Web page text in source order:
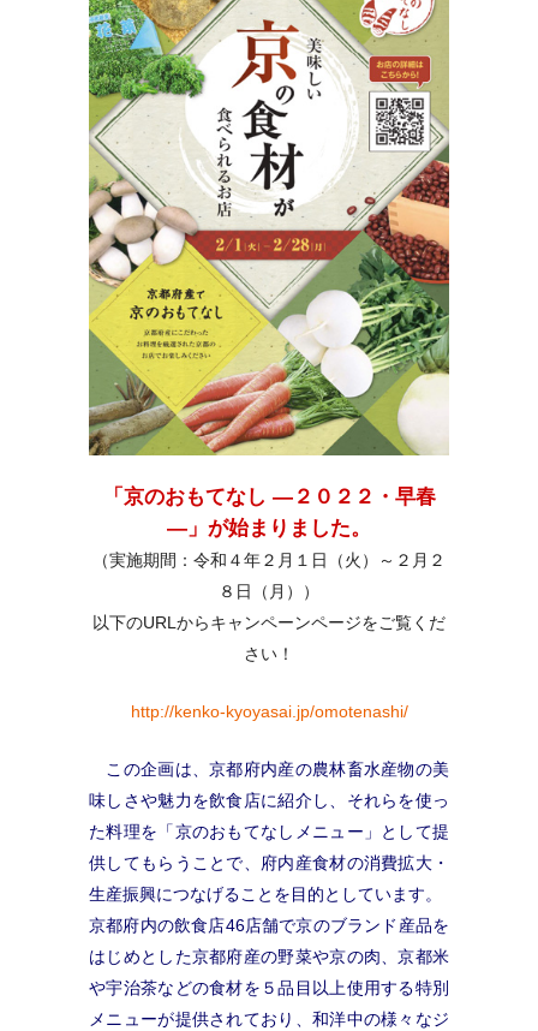
「京のおもてなし ―２０２２・早春
―」が始まりました。
（実施期間：令和４年２月１日（火）～２月２
８日（月））
以下のURLからキャンペーンページをご覧くだ
さい！
http://kenko-kyoyasai.jp/omotenashi/
この企画は、京都府内産の農林畜水産物の美
味しさや魅力を飲食店に紹介し、 それらを使っ
た料理を「京のおもてなしメニュー」として提
供してもらうことで、 府内産食材の消費拡大・
生産振興につなげることを目的としています。
京都府内の飲食店46店舗で京のブランド産品を
はじめとした京都府産の野菜や京の肉、京都米
や宇治茶などの食材を５品目以上使用する特別
メニューが提供されており、和洋中の様々なジ